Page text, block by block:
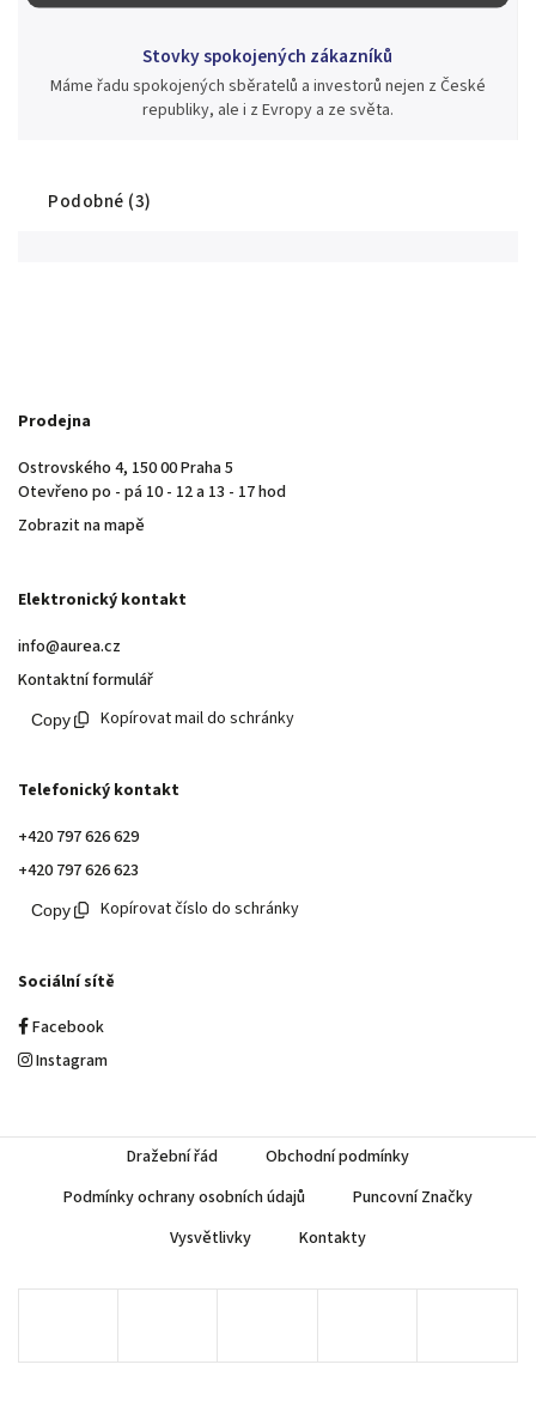
Stovky spokojených zákazníků
Máme řadu spokojených sběratelů a investorů nejen z České
republiky, ale i z Evropy a ze světa.
Podobné (3)
Prodejna
Ostrovského 4, 150 00 Praha 5
Otevřeno po - pá 10 - 12 a 13 - 17 hod
Zobrazit na mapě
Elektronický kontakt
info@aurea.cz
Kontaktní formulář
Kopírovat mail do schránky
Telefonický kontakt
+420 797 626 629
+420 797 626 623
Kopírovat číslo do schránky
Sociální sítě
Facebook
Instagram
Dražební řád
Obchodní podmínky
Podmínky ochrany osobních údajů
Puncovní Značky
Vysvětlivky
Kontakty